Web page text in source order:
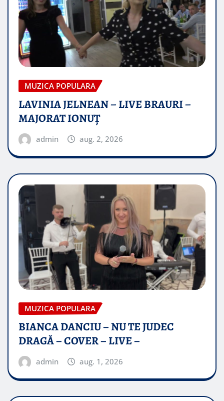
MUZICA POPULARA
LAVINIA JELNEAN – LIVE BRAURI –
MAJORAT IONUŢ
admin aug. 2, 2026
MUZICA POPULARA
BIANCA DANCIU – NU TE JUDEC
DRAGĂ – COVER – LIVE –
admin aug. 1, 2026